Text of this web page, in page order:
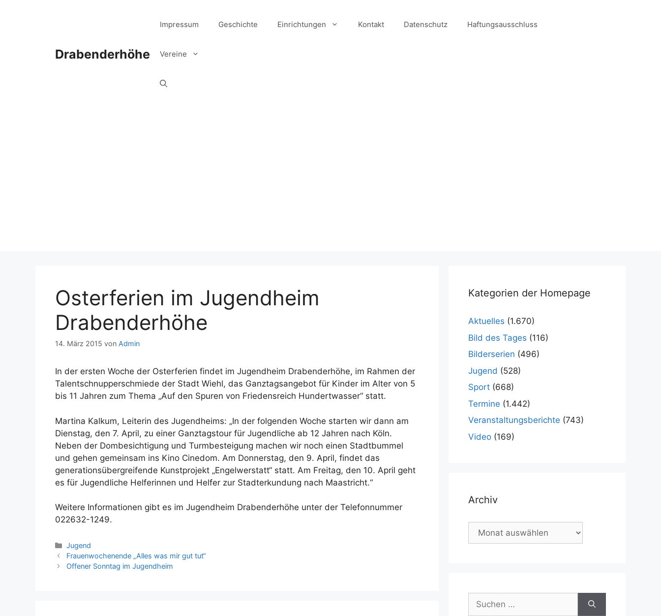
Drabenderhöhe
Impressum Geschichte Einrichtungen Kontakt Datenschutz Haftungsausschluss
Vereine
Osterferien im Jugendheim
Drabenderhöhe
14. März 2015 von Admin
In der ersten Woche der Osterferien findet im Jugendheim Drabenderhöhe, im Rahmen der
Talentschnupperschmiede der Stadt Wiehl, das Ganztagsangebot für Kinder im Alter von 5
bis 11 Jahren zum Thema „Auf den Spuren von Friedensreich Hundertwasser“ statt.
Martina Kalkum, Leiterin des Jugendheims: „In der folgenden Woche starten wir dann am
Dienstag, den 7. April, zu einer Ganztagstour für Jugendliche ab 12 Jahren nach Köln.
Neben der Dombesichtigung und Turmbesteigung machen wir noch einen Stadtbummel
und gehen gemeinsam ins Kino Cinedom. Am Donnerstag, den 9. April, findet das
generationsübergreifende Kunstprojekt „Engelwerstatt“ statt. Am Freitag, den 10. April geht
es für Jugendliche Helferinnen und Helfer zur Stadterkundung nach Maastricht.“
Weitere Informationen gibt es im Jugendheim Drabenderhöhe unter der Telefonnummer
022632-1249.
Kategorien
Jugend
Frauenwochenende „Alles was mir gut tut“
Offener Sonntag im Jugendheim
Kategorien der Homepage
Aktuelles (1.670)
Bild des Tages (116)
Bilderserien (496)
Jugend (528)
Sport (668)
Termine (1.442)
Veranstaltungsberichte (743)
Video (169)
Archiv
Archiv
nach: